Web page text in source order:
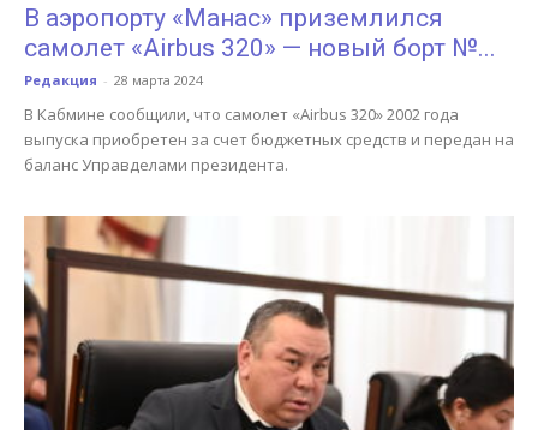
В аэропорту «Манас» приземлился
самолет «Airbus 320» — новый борт №...
Редакция - 28 марта 2024
В Кабмине сообщили, что самолет «Airbus 320» 2002 года
выпуска приобретен за счет бюджетных средств и передан на
баланс Управделами президента.